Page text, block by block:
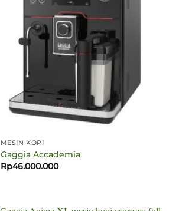
MESIN KOPI
Gaggia Accademia
Rp46.000.000